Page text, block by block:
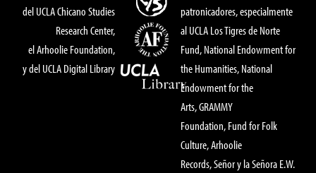
del UCLA Chicano Studies
Research Center,
el Arhoolie Foundation,
y del UCLA Digital Library
patronicadores, especialmente
al UCLA Los Tigres de Norte
Fund, National Endowment for
the Humanities, National
Endowment for the
Arts, GRAMMY
Foundation, Fund for Folk
Culture, Arhoolie
Records, Señor y la Señora E.W.